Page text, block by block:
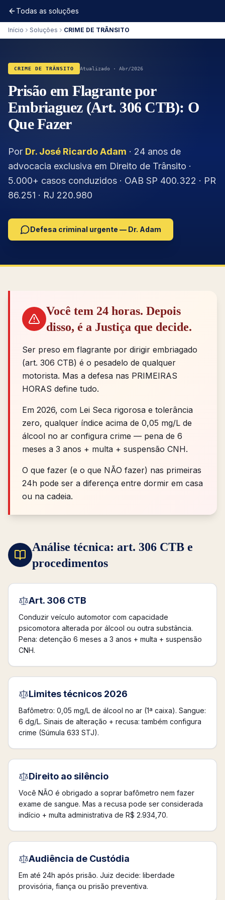
Todas as soluções
Início Soluções CRIME DE TRÂNSITO
CRIME DE TRÂNSITO Atualizado · Abr/2026
Prisão em Flagrante por
Embriaguez (Art. 306 CTB): O
Que Fazer
Por Dr. José Ricardo Adam · 24 anos de
advocacia exclusiva em Direito de Trânsito ·
5.000+ casos conduzidos · OAB SP 400.322 · PR
86.251 · RJ 220.980
Defesa criminal urgente — Dr. Adam
Você tem 24 horas. Depois
disso, é a Justiça que decide.
Ser preso em flagrante por dirigir embriagado
(art. 306 CTB) é o pesadelo de qualquer
motorista. Mas a defesa nas PRIMEIRAS
HORAS define tudo.
Em 2026, com Lei Seca rigorosa e tolerância
zero, qualquer índice acima de 0,05 mg/L de
álcool no ar configura crime — pena de 6
meses a 3 anos + multa + suspensão CNH.
O que fazer (e o que NÃO fazer) nas primeiras
24h pode ser a diferença entre dormir em casa
ou na cadeia.
Análise técnica: art. 306 CTB e
procedimentos
Art. 306 CTB
Conduzir veículo automotor com capacidade
psicomotora alterada por álcool ou outra substância.
Pena: detenção 6 meses a 3 anos + multa + suspensão
CNH.
Limites técnicos 2026
Bafômetro: 0,05 mg/L de álcool no ar (1ª caixa). Sangue:
6 dg/L. Sinais de alteração + recusa: também configura
crime (Súmula 633 STJ).
Direito ao silêncio
Você NÃO é obrigado a soprar bafômetro nem fazer
exame de sangue. Mas a recusa pode ser considerada
indício + multa administrativa de R$ 2.934,70.
Audiência de Custódia
Em até 24h após prisão. Juiz decide: liberdade
provisória, fiança ou prisão preventiva.